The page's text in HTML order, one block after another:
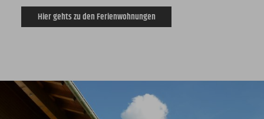
Hier gehts zu den Ferienwohnungen